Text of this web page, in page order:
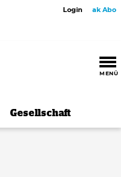
Login ak Abo
MENÜ
Gesellschaft